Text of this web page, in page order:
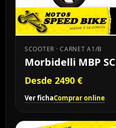
SCOOTER · CARNET A1/B
Morbidelli MBP
Desde 2490 €
Ver fichaComprar online